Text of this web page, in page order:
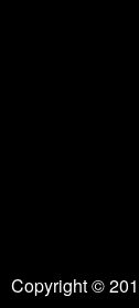
Copyright ©